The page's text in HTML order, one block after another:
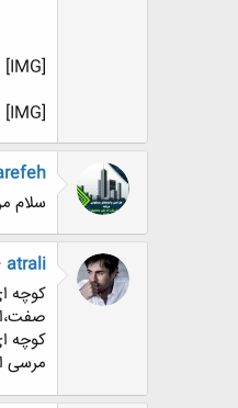
[IMG]
[IMG]
سلام
atrali
كوچه
كوچه
مرسی